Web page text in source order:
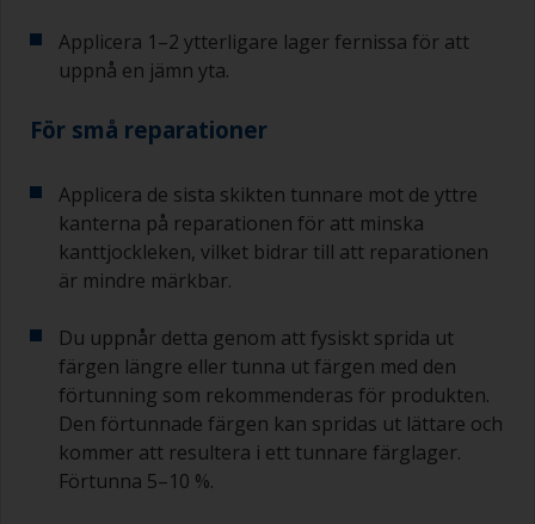
Applicera 1–2 ytterligare lager fernissa för att
uppnå en jämn yta.
För små reparationer
Applicera de sista skikten tunnare mot de yttre
kanterna på reparationen för att minska
kanttjockleken, vilket bidrar till att reparationen
är mindre märkbar.
Du uppnår detta genom att fysiskt sprida ut
färgen längre eller tunna ut färgen med den
förtunning som rekommenderas för produkten.
Den förtunnade färgen kan spridas ut lättare och
kommer att resultera i ett tunnare färglager.
Förtunna 5–10 %.